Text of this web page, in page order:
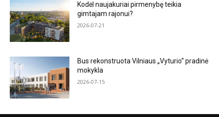
Kodėl naujakuriai pirmenybę teikia
gimtajam rajonui?
2026-07-21
Bus rekonstruota Vilniaus „Vyturio“ pradinė
mokykla
2026-07-15